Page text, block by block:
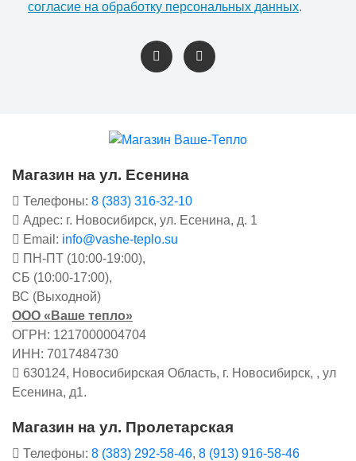
согласие на обработку персональных данных.
Магазин на ул. Есенина
Телефоны: 8 (383) 316-32-10
Адрес: г. Новосибирск, ул. Есенина, д. 1
Email: info@vashe-teplo.su
ПН-ПТ (10:00-19:00),
СБ (10:00-17:00),
ВС (Выходной)
ООО «Ваше тепло»
ОГРН: 1217000004704
ИНН: 7017484730
630124, Новосибирская Область, г. Новосибирск, , ул
Есенина, д1.
Магазин на ул. Пролетарская
Телефоны: 8 (383) 292-58-46, 8 (913) 916-58-46